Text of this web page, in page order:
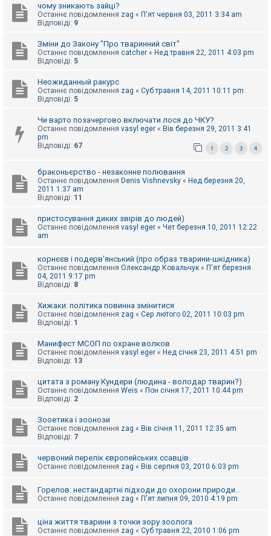
чому зникають зайці?
Останнє повідомлення zag « П'ят червня 03, 2011 3:34 am
Відповіді: 9
Зміни до Закону "Про тваринний світ"
Останнє повідомлення catcher « Нед травня 22, 2011 4:03 pm
Відповіді: 5
Неожиданный ракурс
Останнє повідомлення zag « Суб травня 14, 2011 10:11 pm
Відповіді: 5
Чи варто позачергово включати лося до ЧКУ?
Останнє повідомлення vasyl eger « Вів березня 29, 2011 3:41
pm
Відповіді: 67 1 2 3 4
браконьєрство - незаконне полювання
Останнє повідомлення Denis Vishnevsky « Нед березня 20,
2011 1:37 am
Відповіді: 11
пристосування диких звірів до людей)
Останнє повідомлення vasyl eger « Чет березня 10, 2011 12:22
am
корнєєв і подерв'янський (про образ тварини-шкідника)
Останнє повідомлення Олександр Ковальчук « П'ят березня
04, 2011 9:17 pm
Відповіді: 8
Хижаки: політика повинна змінитися
Останнє повідомлення zag « Сер лютого 02, 2011 10:03 pm
Відповіді: 1
Манифест МСОП по охране волков
Останнє повідомлення vasyl eger « Нед січня 23, 2011 4:51 pm
Відповіді: 13
цитата з роману Кундери (людина - володар тварин?)
Останнє повідомлення Weis « Пон січня 17, 2011 10:44 pm
Відповіді: 2
Зооетика і зоонози
Останнє повідомлення zag « Вів січня 11, 2011 12:35 am
Відповіді: 7
червоний перелік європейських ссавців
Останнє повідомлення zag « Вів серпня 03, 2010 6:03 pm
Горелов: нестандартні підходи до охорони природи...
Останнє повідомлення zag « П'ят липня 09, 2010 4:19 pm
ціна життя тварини з точки зору зоолога
Останнє повідомлення zag « Суб травня 22, 2010 1:06 pm